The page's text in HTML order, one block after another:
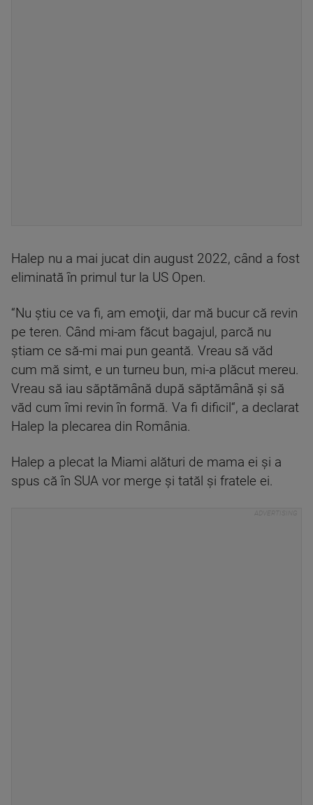
Halep nu a mai jucat din august 2022, când a fost
eliminată în primul tur la US Open.
“Nu ştiu ce va fi, am emoţii, dar mă bucur că revin
pe teren. Când mi-am făcut bagajul, parcă nu
ştiam ce să-mi mai pun geantă. Vreau să văd
cum mă simt, e un turneu bun, mi-a plăcut mereu.
Vreau să iau săptămână după săptămână şi să
văd cum îmi revin în formă. Va fi dificil“, a declarat
Halep la plecarea din România.
Halep a plecat la Miami alături de mama ei şi a
spus că în SUA vor merge şi tatăl şi fratele ei.